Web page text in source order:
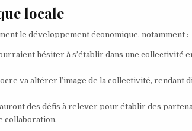
locale
le développement économique, notamment :
hésiter à s’établir dans une collectivité
va altérer l’image de la collectivité, rendant
des défis à relever pour établir des
collaboration.